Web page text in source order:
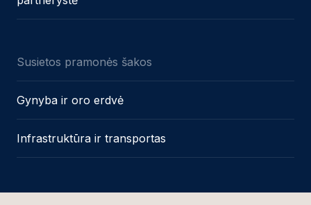
Susietos pramonės šakos
Gynyba ir oro erdvė
Infrastruktūra ir transportas